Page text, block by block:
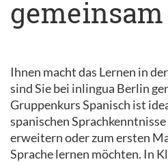
Ihnen macht das Lernen in
sind Sie bei inlingua Berlin
Gruppenkurs Spanisch ist
spanischen
erweitern oder zum ersten
Sprache lernen möchten. In